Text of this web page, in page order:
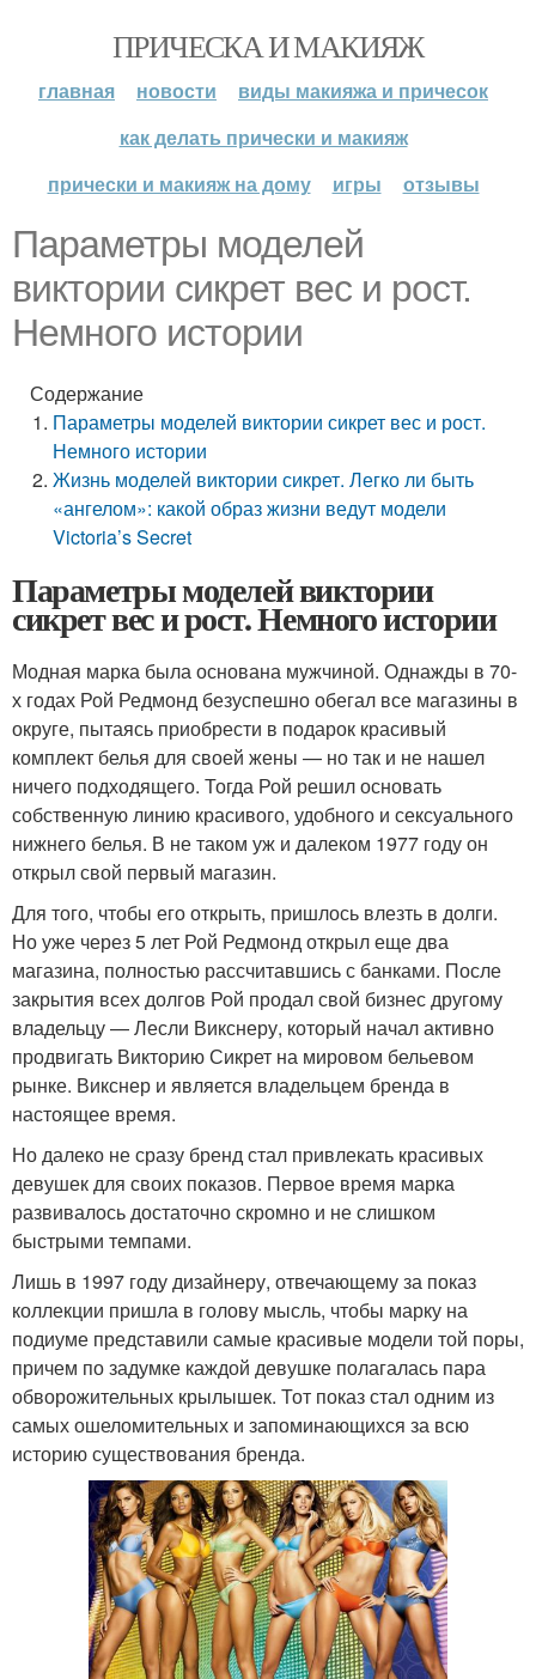
ПРИЧЕСКА И МАКИЯЖ
главная новости
виды макияжа и причесок
как делать прически и макияж
прически и макияж на дому
игры отзывы
Параметры моделей
виктории сикрет вес и рост.
Немного истории
Содержание
Параметры моделей виктории сикрет вес и рост.
Немного истории
Жизнь моделей виктории сикрет. Легко ли быть
«ангелом»: какой образ жизни ведут модели
Victoria’s Secret
Параметры моделей виктории
сикрет вес и рост. Немного истории
Модная марка была основана мужчиной. Однажды в 70-
х годах Рой Редмонд безуспешно обегал все магазины в
округе, пытаясь приобрести в подарок красивый
комплект белья для своей жены — но так и не нашел
ничего подходящего. Тогда Рой решил основать
собственную линию красивого, удобного и сексуального
нижнего белья. В не таком уж и далеком 1977 году он
открыл свой первый магазин.
Для того, чтобы его открыть, пришлось влезть в долги.
Но уже через 5 лет Рой Редмонд открыл еще два
магазина, полностью рассчитавшись с банками. После
закрытия всех долгов Рой продал свой бизнес другому
владельцу — Лесли Викснеру, который начал активно
продвигать Викторию Сикрет на мировом бельевом
рынке. Викснер и является владельцем бренда в
настоящее время.
Но далеко не сразу бренд стал привлекать красивых
девушек для своих показов. Первое время марка
развивалось достаточно скромно и не слишком
быстрыми темпами.
Лишь в 1997 году дизайнеру, отвечающему за показ
коллекции пришла в голову мысль, чтобы марку на
подиуме представили самые красивые модели той поры,
причем по задумке каждой девушке полагалась пара
обворожительных крылышек. Тот показ стал одним из
самых ошеломительных и запоминающихся за всю
историю существования бренда.